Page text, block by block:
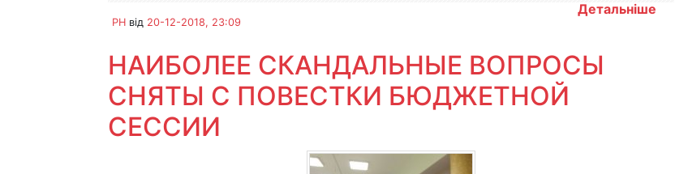
Детальніше
PH від 20-12-2018, 23:09
НАИБОЛЕЕ СКАНДАЛЬНЫЕ ВОПРОСЫ
СНЯТЫ С ПОВЕСТКИ БЮДЖЕТНОЙ
СЕССИИ